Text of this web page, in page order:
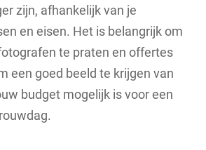
zijn, afhankelijk van je
en eisen. Het is belangrijk om
te praten en offertes
een goed beeld te krijgen van
budget mogelijk is voor een